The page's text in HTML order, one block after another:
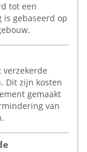
tot een
gebaseerd op
verzekerde
Dit zijn kosten
gemaakt
van